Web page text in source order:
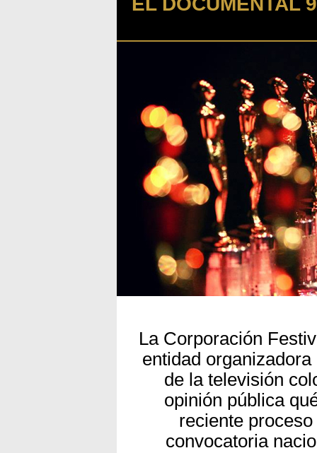
La Corporación
entidad
de la televisión
opinión pública
reciente
convocatoria